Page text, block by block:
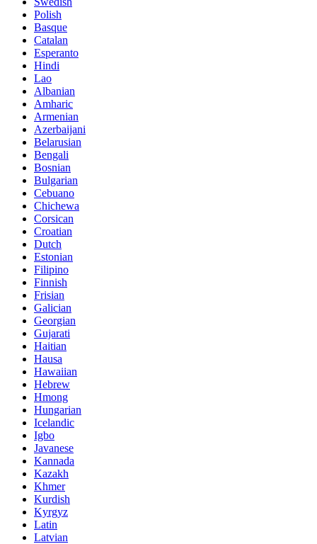
Polish
Basque
Catalan
Esperanto
Hindi
Lao
Albanian
Amharic
Armenian
Azerbaijani
Belarusian
Bengali
Bosnian
Bulgarian
Cebuano
Chichewa
Corsican
Croatian
Dutch
Estonian
Filipino
Finnish
Frisian
Galician
Georgian
Gujarati
Haitian
Hausa
Hawaiian
Hebrew
Hmong
Hungarian
Icelandic
Igbo
Javanese
Kannada
Kazakh
Khmer
Kurdish
Kyrgyz
Latin
Latvian